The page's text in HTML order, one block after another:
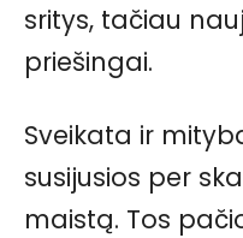
sritys, tačiau
priešingai.
Sveikata ir
susijusios per
maistą. Tos